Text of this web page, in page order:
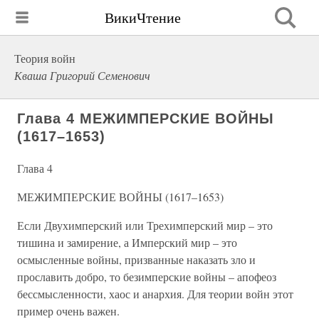
ВикиЧтение
Теория войн
Кваша Григорий Семенович
Глава 4 МЕЖИМПЕРСКИЕ ВОЙНЫ
(1617–1653)
Глава 4
МЕЖИМПЕРСКИЕ ВОЙНЫ (1617–1653)
Если Двухимперский или Трехимперский мир – это
тишина и замирение, а Имперский мир – это
осмысленные войны, призванные наказать зло и
прославить добро, то безимперские войны – апофеоз
бессмысленности, хаос и анархия. Для теории войн этот
пример очень важен.